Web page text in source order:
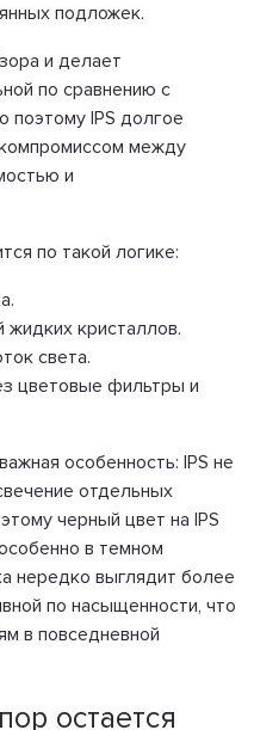
подложек.
и делает
по сравнению с
поэтому IPS долгое
между
и
по такой логике:
жидких кристаллов.
света.
цветовые фильтры и
особенность: IPS не
отдельных
черный цвет на IPS
в темном
нередко выглядит более
по насыщенности, что
в повседневной
остается